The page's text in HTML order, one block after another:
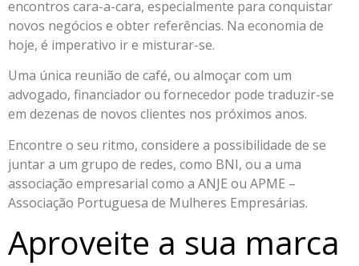
encontros cara-a-cara, especialmente para conquistar
novos negócios e obter referências. Na economia de
hoje, é imperativo ir e misturar-se.
Uma única reunião de café, ou almoçar com um
advogado, financiador ou fornecedor pode traduzir-se
em dezenas de novos clientes nos próximos anos.
Encontre o seu ritmo, considere a possibilidade de se
juntar a um grupo de redes, como BNI, ou a uma
associação empresarial como a ANJE ou APME –
Associação Portuguesa de Mulheres Empresárias.
Aproveite a sua marca